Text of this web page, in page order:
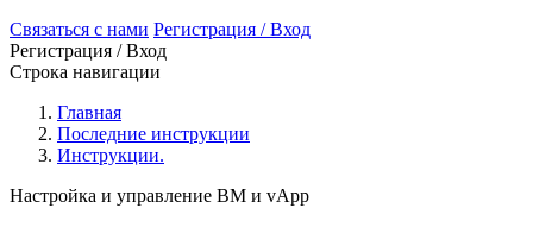
Связаться с нами Регистрация / Вход
Регистрация / Вход
Строка навигации
Главная
Последние инструкции
Инструкции.
Настройка и управление ВМ и vApp